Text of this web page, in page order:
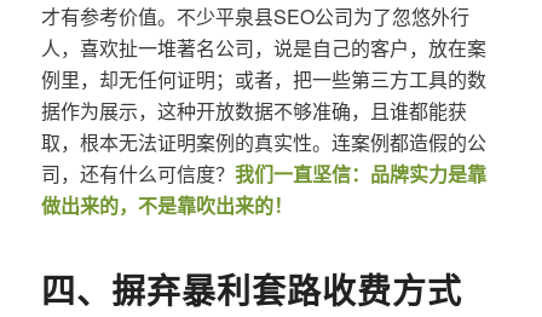
才有参考价值。不少平泉县SEO公司为了忽悠外行
人，喜欢扯一堆著名公司，说是自己的客户，放在案
例里，却无任何证明；或者，把一些第三方工具的数
据作为展示，这种开放数据不够准确，且谁都能获
取，根本无法证明案例的真实性。连案例都造假的公
司，还有什么可信度？ 我们一直坚信：品牌实力是靠
做出来的，不是靠吹出来的！
四、摒弃暴利套路收费方式